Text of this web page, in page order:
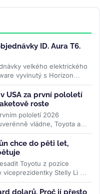
ID. Aura T6.
velkého elektrického
vyvinutý s Horizon
USA za první pololetí
roste
pololetí 2026
vládne, Toyota a
chce do pěti let,
Toyotu z pozice
Stelly Li k
dolarů. Proč jí přesto